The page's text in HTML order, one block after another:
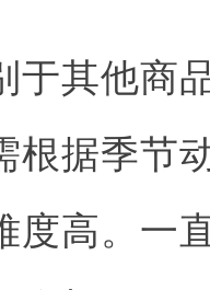
于其他商
根据季节
度高。一